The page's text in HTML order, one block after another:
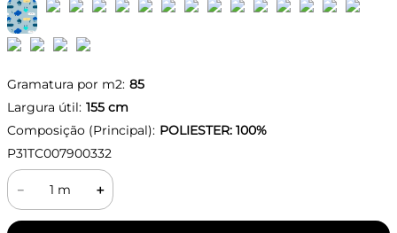
Gramatura por m2: 85
Largura útil: 155 cm
Composição (Principal): POLIESTER: 100%
P31TC007900332
＋
－